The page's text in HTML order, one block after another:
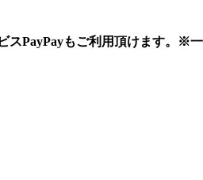
PayPayもご利用頂けます。※一